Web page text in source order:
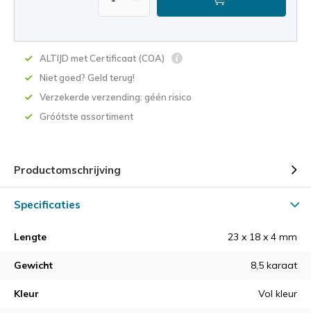
ALTIJD met Certificaat (COA)
Niet goed? Geld terug!
Verzekerde verzending: géén risico
Gróótste assortiment
Productomschrijving
Specificaties
Lengte 23 x 18 x 4 mm
Gewicht 8,5 karaat
Kleur Vol kleur